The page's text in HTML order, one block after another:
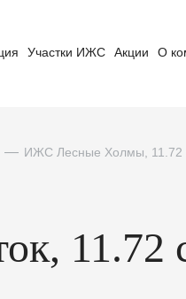
Участки ИЖС Акции О
ИЖС Лесные Холмы, 11.72
11.72